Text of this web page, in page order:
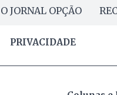
JORNAL OPÇÃO
PRIVACIDADE